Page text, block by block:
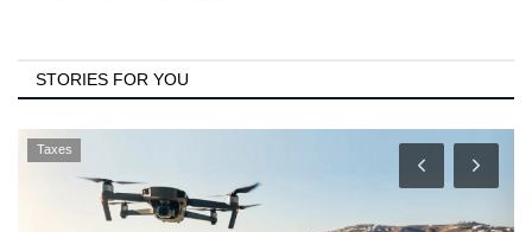
STORIES FOR YOU
Taxes